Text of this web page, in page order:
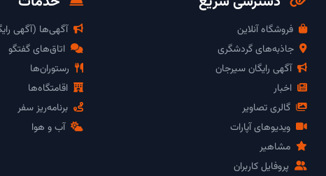
فروشگاه آنلاین
جاذبه‌های گردشگری
آگهی رایگان سیرجان
اخبار
گالری تصاویر
ویدیوهای آپارات
مشاهیر
پروفایل کاربران
آگهی‌ها (آگهی
اتاق‌های گفتگو
رستوران‌ها
اقامتگاه‌ها
برنامه‌ریز سفر
آب و هوا